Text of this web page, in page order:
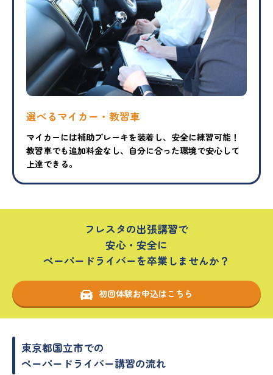
選べるマイカー・教習車
マイカーには補助ブレーキを装着し、安全に練習可能！
教習車でも追加料金なし、自分に合った環境で安心して
上達できる。
フレスタの出張講習で
安心・安全に
ペーパードライバーを卒業しませんか？
初回体験お申込はこちら
東京都国立市での
ペーパードライバー講習の流れ